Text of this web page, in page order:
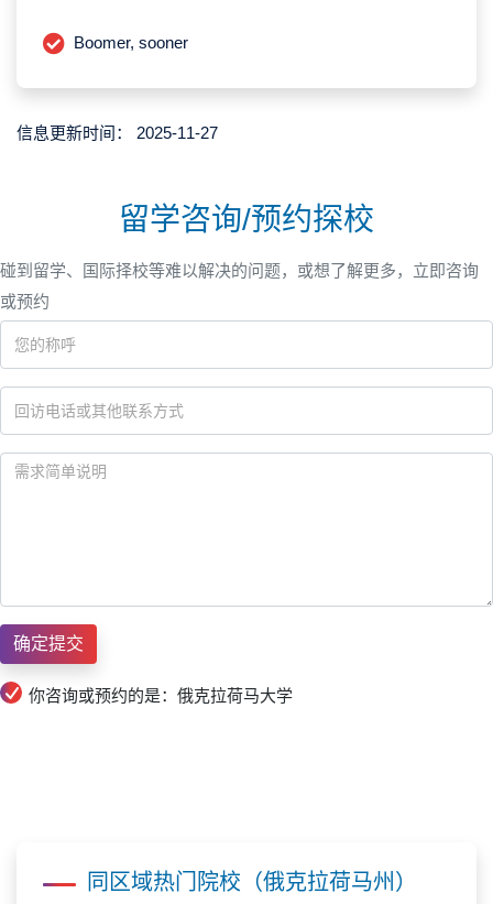
Boomer, sooner
信息更新时间： 2025-11-27
留学咨询/预约探校
碰到留学、国际择校等难以解决的问题，或想了解更多，立即咨询
或预约
你咨询或预约的是：俄克拉荷马大学
同区域热门院校（俄克拉荷马州）